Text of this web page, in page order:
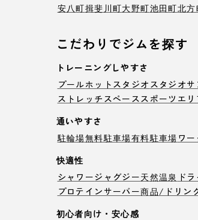
安八町揖斐川町大野町池田町北方
こだわりでジムを探す
トレーニングしやすさ
プールホットスタジオ スタジオ
ストレッチスペーススポーツエリ
通いやすさ
駐輪場無料駐車場有料駐車場 ワ
快適性
シャワージャグジー天然温泉 ド
プロテインサーバー商品/ドリン
初心者向け・安心感